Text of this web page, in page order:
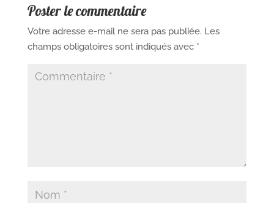
Poster le commentaire
Votre adresse e-mail ne sera pas publiée. Les
champs obligatoires sont indiqués avec *